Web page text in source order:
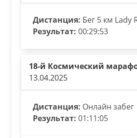
Дистанция: Бег 5 км Lady
Результат: 00:29:53
18-й Космический
13.04.2025
Дистанция: Онлайн забег
Результат: 01:11:05